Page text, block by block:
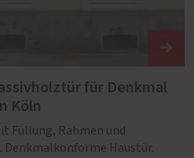
für Denkmal
Köln
Füllung, Rahmen und
Denkmalkonforme Haustür.